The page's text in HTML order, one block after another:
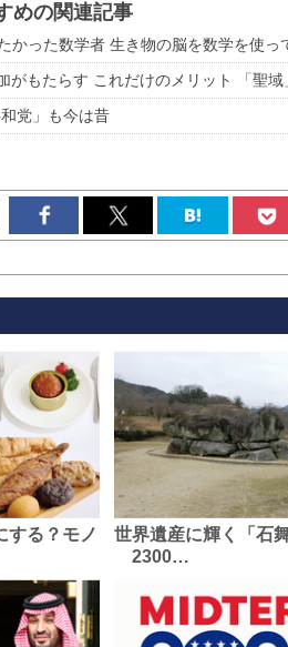
めの関連記事
かった数学者 生き物の脳を数学を使っ
がもたらす これだけのメリット 「聖
党」も今は昔
する？モノ
世界遺産に輝く「石
2300…